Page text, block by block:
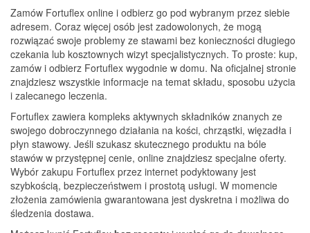
Zamów Fortuflex online i odbierz go pod wybranym przez siebie
adresem. Coraz więcej osób jest zadowolonych, że mogą
rozwiązać swoje problemy ze stawami bez konieczności długiego
czekania lub kosztownych wizyt specjalistycznych. To proste: kup,
zamów i odbierz Fortuflex wygodnie w domu. Na oficjalnej stronie
znajdziesz wszystkie informacje na temat składu, sposobu użycia
i zalecanego leczenia.
Fortuflex zawiera kompleks aktywnych składników znanych ze
swojego dobroczynnego działania na kości, chrząstki, więzadła i
płyn stawowy. Jeśli szukasz skutecznego produktu na bóle
stawów w przystępnej cenie, online znajdziesz specjalne oferty.
Wybór zakupu Fortuflex przez internet podyktowany jest
szybkością, bezpieczeństwem i prostotą usługi. W momencie
złożenia zamówienia gwarantowana jest dyskretna i możliwa do
śledzenia dostawa.